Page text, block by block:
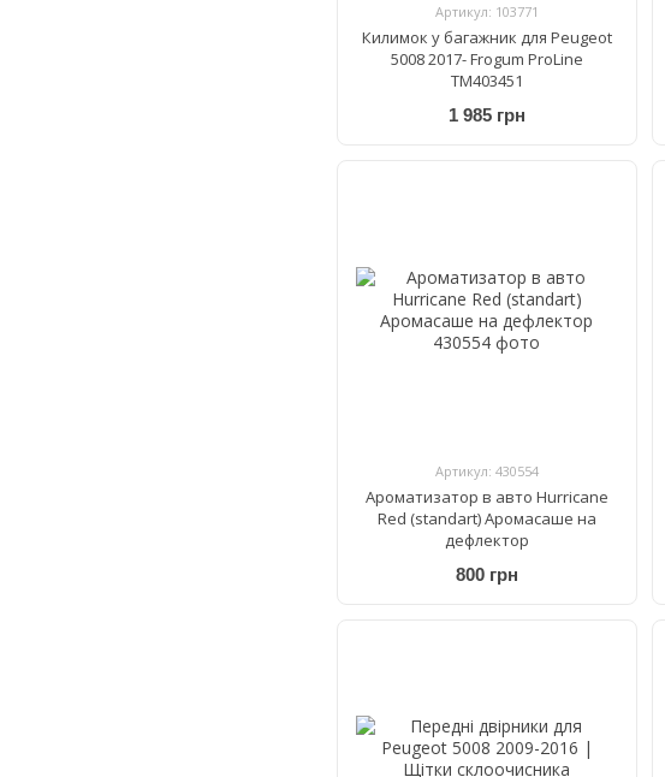
Артикул: 103771
Килимок у багажник для Peugeot
5008 2017- Frogum ProLine
TM403451
1 985 грн
Артикул: 430554
Ароматизатор в авто Hurricane
Red (standart) Аромасаше на
дефлектор
800 грн